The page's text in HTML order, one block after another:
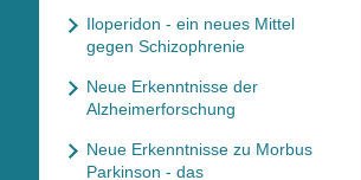
Iloperidon - ein neues Mittel
gegen Schizophrenie
Neue Erkenntnisse der
Alzheimerforschung
Neue Erkenntnisse zu Morbus
Parkinson - das